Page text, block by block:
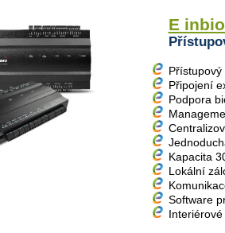
E
Připojení
Podpora
Kapacita
Lokální
Software